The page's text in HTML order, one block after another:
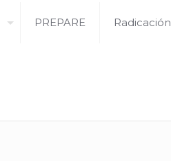
PREPARE Radicación